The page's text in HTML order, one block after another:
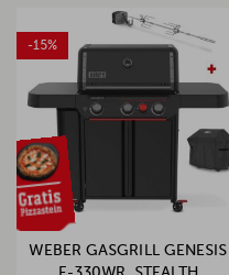
-15%
WEBER GASGRILL GENESIS